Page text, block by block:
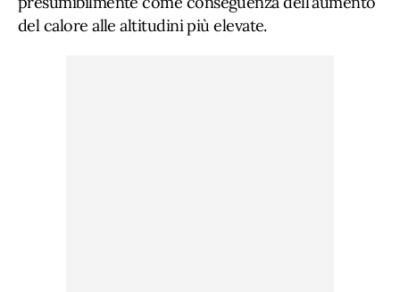
del calore alle altitudini più elevate.